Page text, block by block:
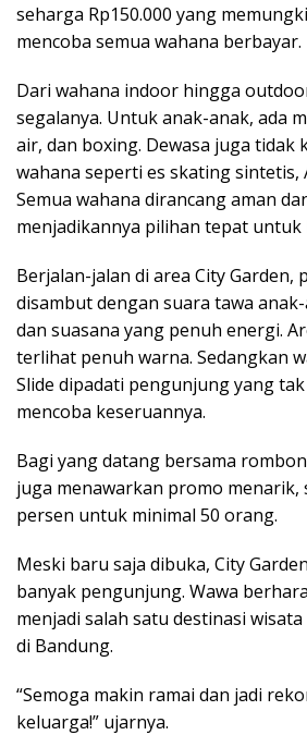
seharga Rp150.000 yang
mencoba semua wahana berbayar.
Dari wahana indoor hingga
segalanya. Untuk anak-anak, ada
air, dan boxing. Dewasa juga tidak
wahana seperti es skating sintetis,
Semua wahana dirancang aman
menjadikannya pilihan tepat
Berjalan-jalan di area City Garden,
disambut dengan suara tawa
dan suasana yang penuh energi.
terlihat penuh warna. Sedangkan
Slide dipadati pengunjung yang
mencoba keseruannya.
Bagi yang datang bersama
juga menawarkan promo menarik,
persen untuk minimal 50 orang.
Meski baru saja dibuka, City
banyak pengunjung. Wawa
menjadi salah satu destinasi
di Bandung.
“Semoga makin ramai dan jadi
keluarga!” ujarnya.